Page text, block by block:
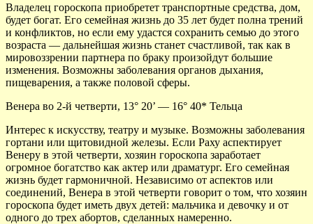
Владелец гороскопа приобретет транспортные средства, дом,
будет богат. Его семейная жизнь до 35 лет будет полна трений
и конфликтов, но если ему удастся сохранить семью до этого
возраста — дальнейшая жизнь станет счастливой, так как в
мировоззрении партнера по браку произойдут большие
изменения. Возможны заболевания органов дыхания,
пищеварения, а также половой сферы.
Венера во 2-й четверти, 13° 20’ — 16° 40* Тельца
Интерес к искусству, театру и музыке. Возможны заболевания
гортани или щитовидной железы. Если Раху аспектирует
Венеру в этой четверти, хозяин гороскопа заработает
огромное богатство как актер или драматург. Его семейная
жизнь будет гармоничной. Независимо от аспектов или
соединений, Венера в этой четверти говорит о том, что хозяин
гороскопа будет иметь двух детей: мальчика и девочку и от
одного до трех абортов, сделанных намеренно.